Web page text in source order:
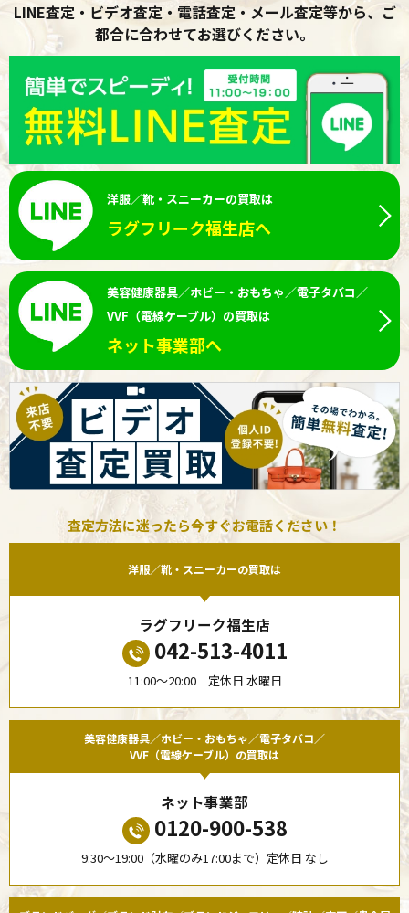
LINE査定・ビデオ査定・電話査定・メール査定等から、ご
都合に合わせてお選びください。
洋服／靴・スニーカーの買取は
ラグフリーク福生店へ
美容健康器具／ホビー・おもちゃ／電子タバコ／
VVF（電線ケーブル）の買取は
ネット事業部へ
査定方法に迷ったら今すぐお電話ください！
洋服／靴・スニーカーの買取は
ラグフリーク福生店
042-513-4011
11:00〜20:00 定休日 水曜日
美容健康器具／ホビー・おもちゃ／電子タバコ／
VVF（電線ケーブル）の買取は
ネット事業部
0120-900-538
9:30〜19:00（水曜のみ17:00まで）定休日 なし